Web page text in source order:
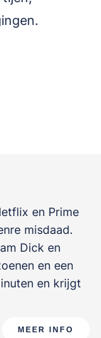
en Prime
misdaad.
Dick en
en een
en krijgt
MEER INFO